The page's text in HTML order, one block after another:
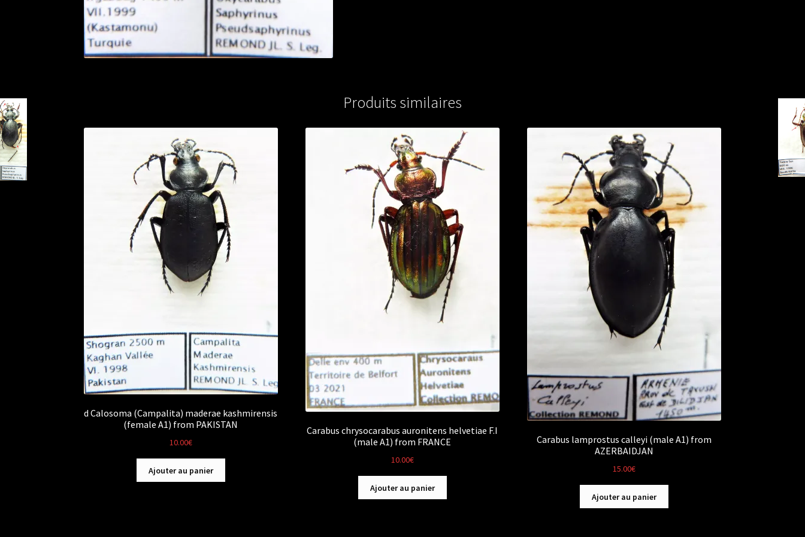
Produits similaires
d Calosoma (Campalita) maderae kashmirensis
(female A1) from PAKISTAN
10.00€
Ajouter au panier
Carabus chrysocarabus auronitens helvetiae F.I
(male A1) from FRANCE
10.00€
Ajouter au panier
Carabus lamprostus calleyi (male A1) from
AZERBAIDJAN
15.00€
Ajouter au panier